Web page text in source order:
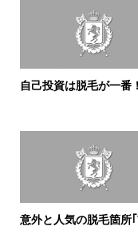
自己投資は脱毛が一番
意外と人気の脱毛箇所